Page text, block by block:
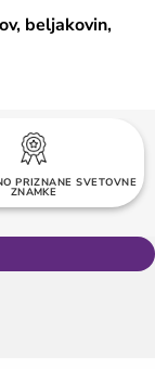
beljakovin,
DOSTAVA NAD 60 EUR
PRIZNANE SVETOVNE
ZNAMKE